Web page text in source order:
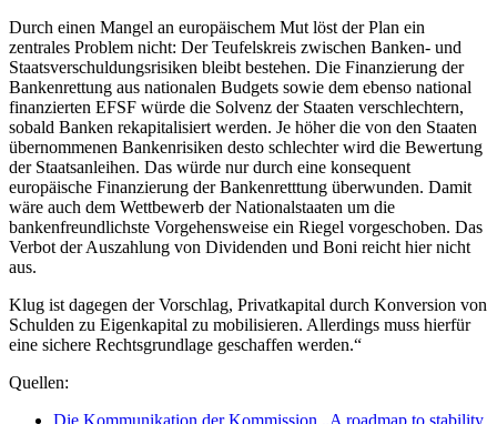
Durch einen Mangel an europäischem Mut löst der Plan ein
zentrales Problem nicht: Der Teufelskreis zwischen Banken- und
Staatsverschuldungsrisiken bleibt bestehen. Die Finanzierung der
Bankenrettung aus nationalen Budgets sowie dem ebenso national
finanzierten EFSF würde die Solvenz der Staaten verschlechtern,
sobald Banken rekapitalisiert werden. Je höher die von den Staaten
übernommenen Bankenrisiken desto schlechter wird die Bewertung
der Staatsanleihen. Das würde nur durch eine konsequent
europäische Finanzierung der Bankenretttung überwunden. Damit
wäre auch dem Wettbewerb der Nationalstaaten um die
bankenfreundlichste Vorgehensweise ein Riegel vorgeschoben. Das
Verbot der Auszahlung von Dividenden und Boni reicht hier nicht
aus.
Klug ist dagegen der Vorschlag, Privatkapital durch Konversion von
Schulden zu Eigenkapital zu mobilisieren. Allerdings muss hierfür
eine sichere Rechtsgrundlage geschaffen werden.“
Quellen:
Die Kommunikation der Kommission „A roadmap to stability